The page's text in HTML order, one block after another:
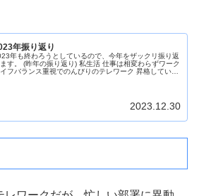
年振り返り
年も終わろうとしているので、今年をザックリ振り返
ます。 (昨年の振り返り) 私生活 仕事は相変わらずワーク
フバランス重視でのんびりのテレワーク 昇格していよ
2023.12.30